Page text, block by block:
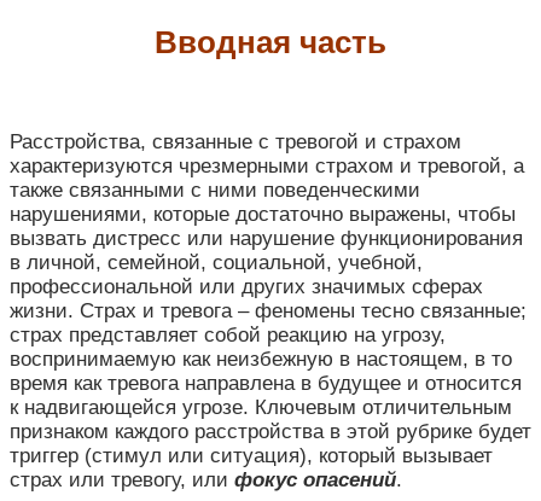
Вводная часть
Расстройства, связанные с тревогой и страхом
характеризуются чрезмерными страхом и тревогой, а
также связанными с ними поведенческими
нарушениями, которые достаточно выражены, чтобы
вызвать дистресс или нарушение функционирования
в личной, семейной, социальной, учебной,
профессиональной или других значимых сферах
жизни. Страх и тревога – феномены тесно связанные;
страх представляет собой реакцию на угрозу,
воспринимаемую как неизбежную в настоящем, в то
время как тревога направлена в будущее и относится
к надвигающейся угрозе. Ключевым отличительным
признаком каждого расстройства в этой рубрике будет
триггер (стимул или ситуация), который вызывает
страх или тревогу, или фокус опасений.